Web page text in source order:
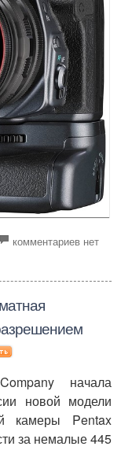
комментариев нет
начала
новой модели
камеры Pentax
за немалые 445